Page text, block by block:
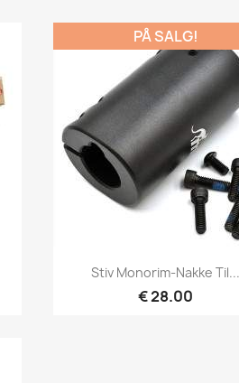
Hurtigvisning
Stiv Monorim-Nakke Til...
€ 28.00
PÅ SALG!